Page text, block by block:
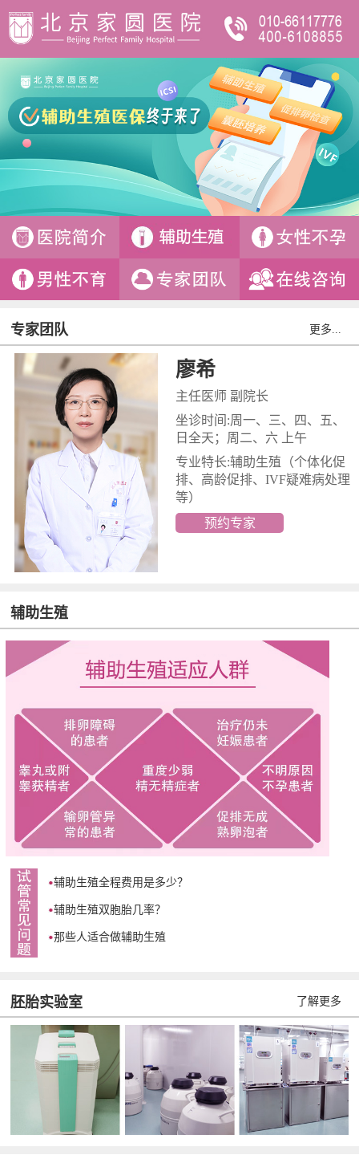
专家团队 更多...
廖希
主任医师 副院长
坐诊时间:周一、三、四、五、
日全天；周二、六 上午
专业特长:辅助生殖 （个体化促
排、高龄促排、IVF疑难病处理
等）
预约专家
辅助生殖
辅助生殖全程费用是多少？
辅助生殖双胞胎几率？
那些人适合做辅助生殖
胚胎实验室 了解更多